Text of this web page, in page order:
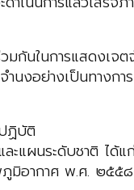
กันในการแสดงเ
งอย่างเป็นทางก
ฏิบัติ
ละแผนระดับชาติ
อากาศ พ.ศ. ๒๕